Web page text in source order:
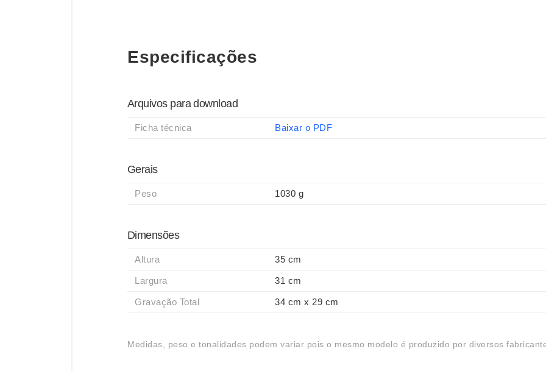
Especificações
Arquivos para download
Ficha técnica Baixar o PDF
Gerais
Peso 1030 g
Dimensões
Altura 35 cm
Largura 31 cm
Gravação Total 34 cm x 29 cm
Medidas, peso e tonalidades podem variar pois o mesmo modelo é produzido por diversos